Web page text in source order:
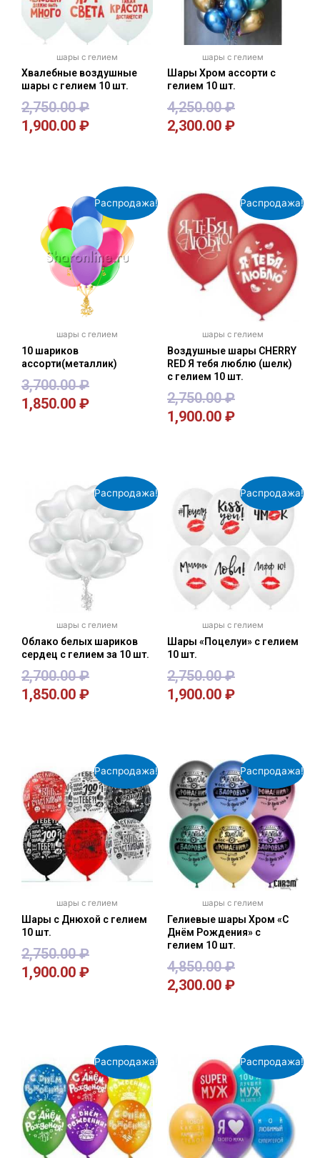
шары с гелием
Хвалебные воздушные
шары с гелием 10 шт.
2,750.00₽
1,900.00 ₽
шары с гелием
Шары Хром ассорти с
гелием 10 шт.
4,250.00₽
2,300.00 ₽
Распродажа!
шары с гелием
10 шариков
ассорти(металлик)
3,700.00₽
1,850.00 ₽
Распродажа!
шары с гелием
Воздушные шары CHERRY
RED Я тебя люблю (шелк)
с гелием 10 шт.
2,750.00₽
1,900.00 ₽
Распродажа!
шары с гелием
Облако белых шариков
сердец с гелием за 10 шт.
2,700.00₽
1,850.00 ₽
Распродажа!
шары с гелием
Шары «Поцелуи» с гелием
10 шт.
2,750.00₽
1,900.00 ₽
Распродажа!
шары с гелием
Шары с Днюхой с гелием
10 шт.
2,750.00₽
1,900.00 ₽
Распродажа!
шары с гелием
Гелиевые шары Хром «С
Днём Рождения» с
гелием 10 шт.
4,850.00₽
2,300.00 ₽
Распродажа! Распродажа!